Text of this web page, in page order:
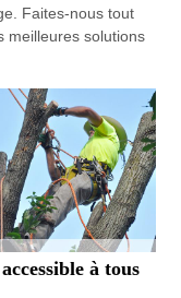
Faites-nous tout
meilleures solutions
à tous